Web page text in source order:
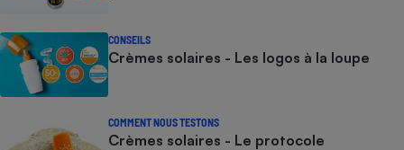
CONSEILS
Crèmes solaires - Les logos à la loupe
COMMENT NOUS TESTONS
Crèmes solaires - Le protocole